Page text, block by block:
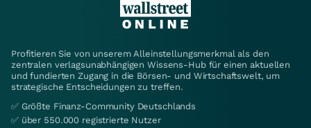
Profitieren Sie von unserem Alleinstellungsmerkmal als den
zentralen verlagsunabhängigen Wissens-Hub für einen aktuellen
und fundierten Zugang in die Börsen- und Wirtschaftswelt, um
strategische Entscheidungen zu treffen.
✅ Größte Finanz-Community Deutschlands
✅ über 550.000 registrierte Nutzer